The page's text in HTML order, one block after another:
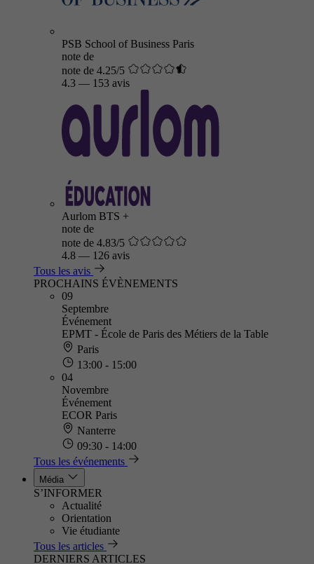
PSB School of Business Paris
note de
note de 4.25/5
4.3 — 153 avis
Aurlom BTS +
note de
note de 4.83/5
4.8 — 126 avis
Tous les avis
PROCHAINS ÉVÈNEMENTS
09
Septembre
Événement
EPMT - École de Paris des Métiers de la Table
Paris
13:00 - 15:00
04
Novembre
Événement
ECOR Paris
Nanterre
09:30 - 14:00
Tous les événements
Média
S’INFORMER
Actualité
Orientation
Vie étudiante
Tous les articles
DERNIERS ARTICLES